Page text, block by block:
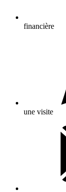
financière
une visite